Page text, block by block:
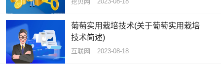
葡萄实用栽培技术(关于葡萄实用栽培
技术简述)
互联网 2023-08-18